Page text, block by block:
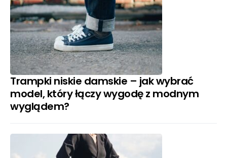
Trampki niskie damskie – jak wybrać
model, który łączy wygodę z modnym
wyglądem?